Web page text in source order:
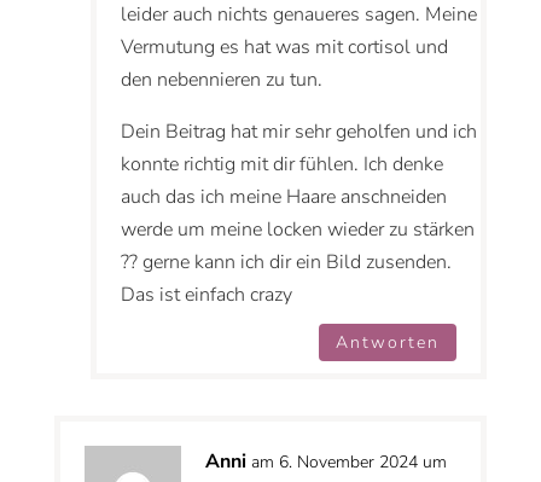
leider auch nichts genaueres sagen. Meine
Vermutung es hat was mit cortisol und
den nebennieren zu tun.
Dein Beitrag hat mir sehr geholfen und ich
konnte richtig mit dir fühlen. Ich denke
auch das ich meine Haare anschneiden
werde um meine locken wieder zu stärken
?? gerne kann ich dir ein Bild zusenden.
Das ist einfach crazy
Antworten
Anni am 6. November 2024 um